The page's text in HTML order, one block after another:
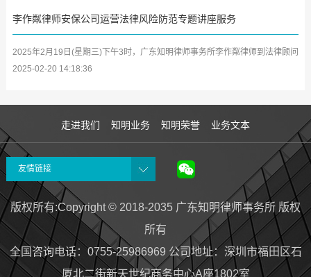
李作粼律师安保公司运营法律风险防范专题讲座服务
2025年2月19日(星期三)下午3时，广东知明律师事务所李作粼律师到法律顾问
单位广东众安保保安服务有限公司(以下简称众安保公司)开展安保企业及中高
2025-02-20 14:18:36
走进我们 知明业务 知明荣誉 业务文本
友情链接
版权所有:Copyright © 2018-2035 广东知明律师事务所 版权
所有
全国咨询电话：0755-25986969 公司地址： 深圳市福田区石
厦北二街新天世纪商务中心A座1802室